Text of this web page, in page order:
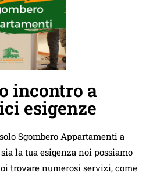
incontro a
esigenze
Sgombero Appartamenti a
la tua esigenza noi possiamo
trovare numerosi servizi, come